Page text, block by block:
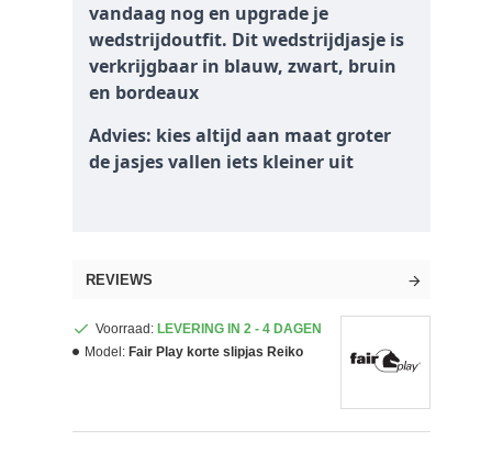
vandaag nog en upgrade je
wedstrijdoutfit. Dit wedstrijdjasje is
verkrijgbaar in blauw, zwart, bruin
en bordeaux
Advies: kies altijd aan maat groter
de jasjes vallen iets kleiner uit
REVIEWS
Voorraad: LEVERING IN 2 - 4 DAGEN
Model: Fair Play korte slipjas Reiko